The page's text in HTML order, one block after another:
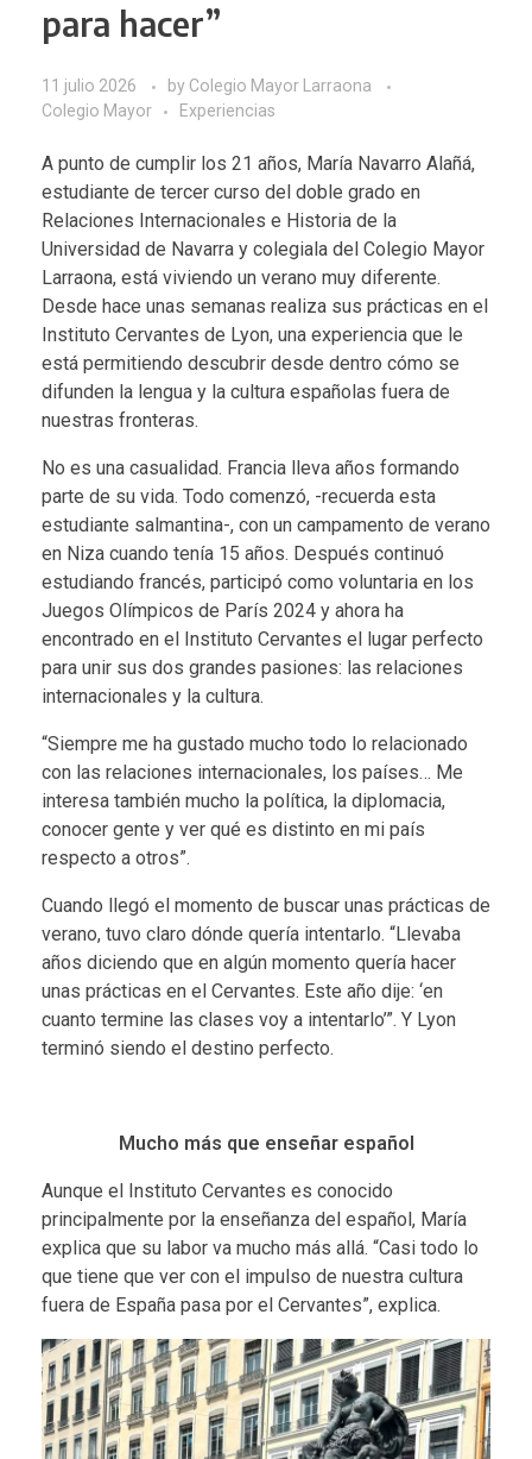
para hacer”
11 julio 2026 by Colegio Mayor Larraona
Colegio Mayor
Experiencias
A punto de cumplir los 21 años, María Navarro Alañá,
estudiante de tercer curso del doble grado en
Relaciones Internacionales e Historia de la
Universidad de Navarra y colegiala del Colegio Mayor
Larraona, está viviendo un verano muy diferente.
Desde hace unas semanas realiza sus prácticas en el
Instituto Cervantes de Lyon, una experiencia que le
está permitiendo descubrir desde dentro cómo se
difunden la lengua y la cultura españolas fuera de
nuestras fronteras.
No es una casualidad. Francia lleva años formando
parte de su vida. Todo comenzó, -recuerda esta
estudiante salmantina-, con un campamento de verano
en Niza cuando tenía 15 años. Después continuó
estudiando francés, participó como voluntaria en los
Juegos Olímpicos de París 2024 y ahora ha
encontrado en el Instituto Cervantes el lugar perfecto
para unir sus dos grandes pasiones: las relaciones
internacionales y la cultura.
“Siempre me ha gustado mucho todo lo relacionado
con las relaciones internacionales, los países… Me
interesa también mucho la política, la diplomacia,
conocer gente y ver qué es distinto en mi país
respecto a otros”.
Cuando llegó el momento de buscar unas prácticas de
verano, tuvo claro dónde quería intentarlo. “Llevaba
años diciendo que en algún momento quería hacer
unas prácticas en el Cervantes. Este año dije: ‘en
cuanto termine las clases voy a intentarlo’”. Y Lyon
terminó siendo el destino perfecto.
Mucho más que enseñar español
Aunque el Instituto Cervantes es conocido
principalmente por la enseñanza del español, María
explica que su labor va mucho más allá. “Casi todo lo
que tiene que ver con el impulso de nuestra cultura
fuera de España pasa por el Cervantes”, explica.